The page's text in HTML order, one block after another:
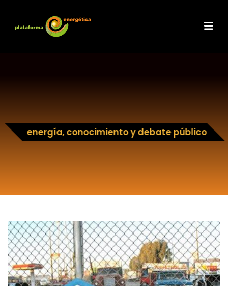
energía, conocimiento y debate público